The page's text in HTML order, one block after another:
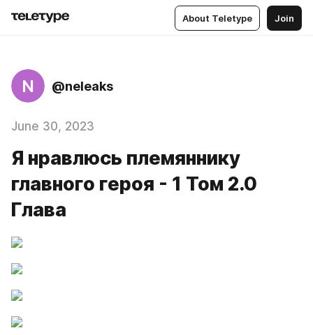
About Teletype Join
N @neleaks
June 30, 2023
Я нравлюсь племяннику
главного героя - 1 Том 2.0
Глава